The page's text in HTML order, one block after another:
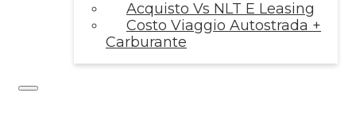
Acquisto Vs NLT E Leasing
Costo Viaggio Autostrada +
Carburante